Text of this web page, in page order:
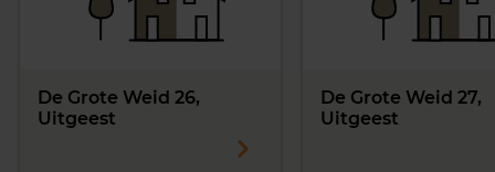
De Grote Weid 26,
Uitgeest
De Grote Weid 27,
Uitgeest